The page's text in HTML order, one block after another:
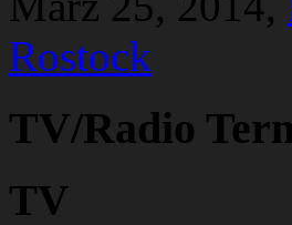
Rostock
TV/Radio
TV